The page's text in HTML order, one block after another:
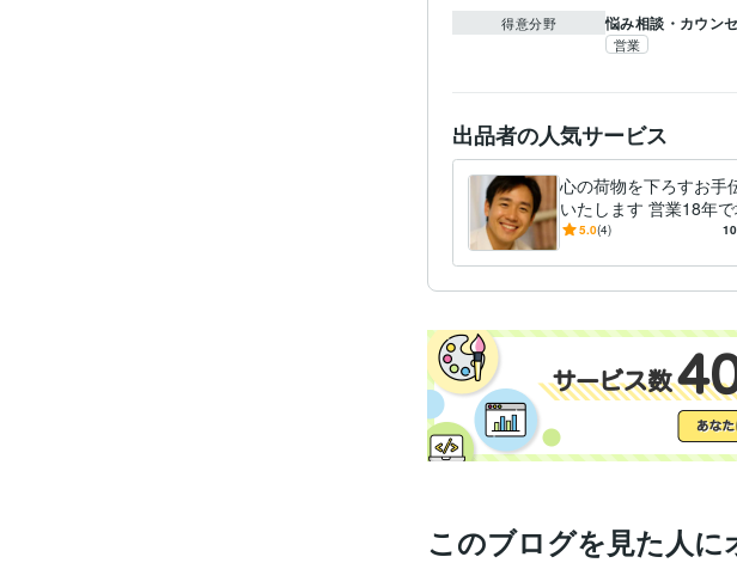
得意分野 悩み相談・カウン
営業
出品者の人気サービス
心の荷物を下ろすお手
いたします 営業18年
た傾聴力であなたの話
5.0(4)
このブログを見た人に